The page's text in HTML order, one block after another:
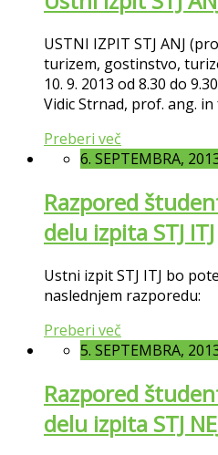
USTNI IZPIT STJ ANJ
turizem, gostinstvo,
10. 9. 2013 od 8.30 do
Vidic Strnad, prof. ang. in
Preberi več
6. SEPTEMBRA,
Razpored
delu izpita STJ ITJ
Ustni izpit STJ ITJ bo
naslednjem razporedu:
Preberi več
5. SEPTEMBRA,
Razpored
delu izpita STJ